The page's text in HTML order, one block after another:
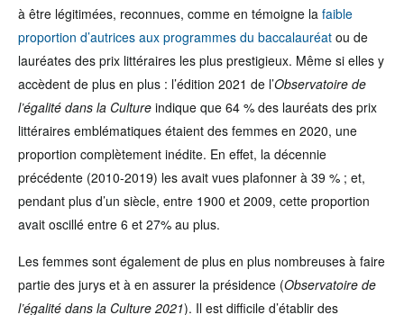
à être légitimées, reconnues, comme en témoigne la faible
proportion d’autrices aux programmes du baccalauréat ou de
lauréates des prix littéraires les plus prestigieux. Même si elles y
accèdent de plus en plus : l’édition 2021 de l’Observatoire de
l’égalité dans la Culture indique que 64 % des lauréats des prix
littéraires emblématiques étaient des femmes en 2020, une
proportion complètement inédite. En effet, la décennie
précédente (2010-2019) les avait vues plafonner à 39 % ; et,
pendant plus d’un siècle, entre 1900 et 2009, cette proportion
avait oscillé entre 6 et 27% au plus.
Les femmes sont également de plus en plus nombreuses à faire
partie des jurys et à en assurer la présidence (Observatoire de
l’égalité dans la Culture 2021). Il est difficile d’établir des